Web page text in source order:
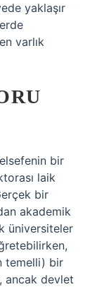
yaklaşır
varlık
bir
laik
bir
akademik
üniversiteler
temelli) bir
ancak devlet